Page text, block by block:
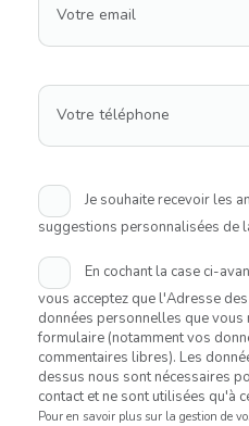
Votre email
Votre téléphone
Je souhaite recevoir les
suggestions personnalisées de
En cochant la case ci-
vous acceptez que l'Adresse
données personnelles que vous
formulaire (notamment vos
commentaires libres). Les
dessus nous sont nécessaires
contact et ne sont utilisées qu'à
Pour en savoir plus sur la gestion de